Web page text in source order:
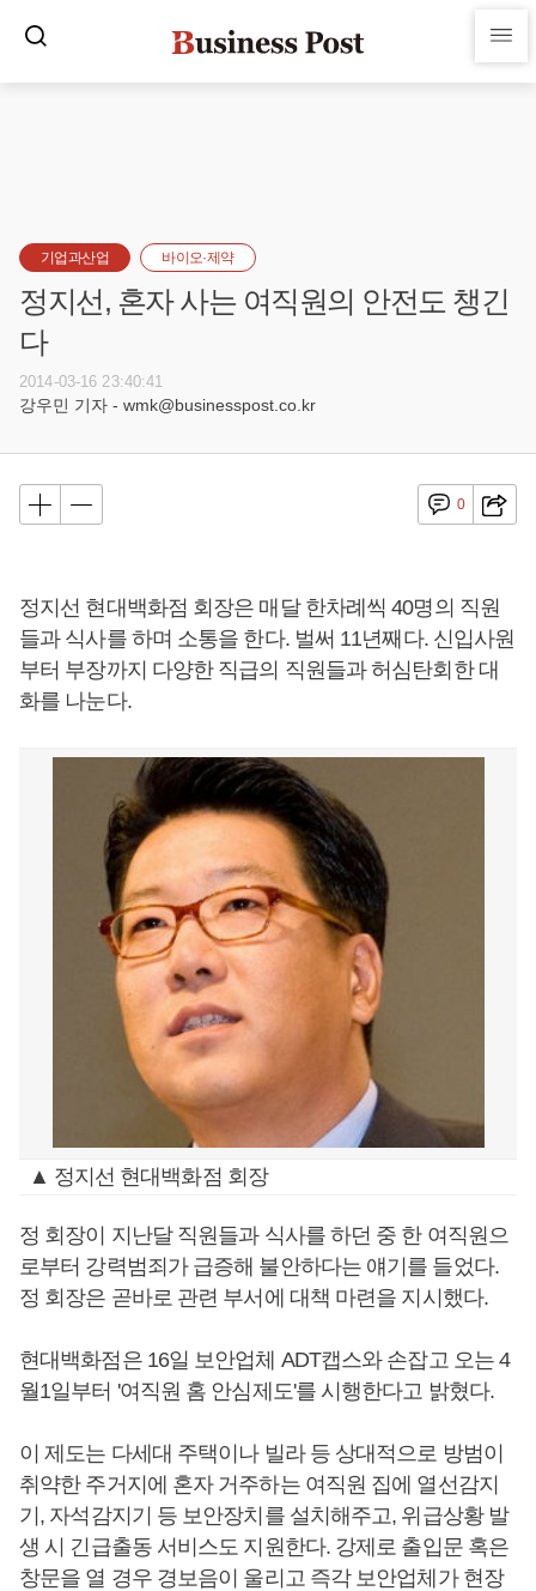
기업과산업 바이오·제약
정지선, 혼자 사는 여직원의 안전도 챙긴
다
2014-03-16 23:40:41
강우민 기자 - wmk@businesspost.co.kr
0
정지선 현대백화점 회장은 매달 한차례씩 40명의 직원
들과 식사를 하며 소통을 한다. 벌써 11년째다. 신입사원
부터 부장까지 다양한 직급의 직원들과 허심탄회한 대
화를 나눈다.
▲ 정지선 현대백화점 회장
정 회장이 지난달 직원들과 식사를 하던 중 한 여직원으
로부터 강력범죄가 급증해 불안하다는 얘기를 들었다.
정 회장은 곧바로 관련 부서에 대책 마련을 지시했다.
현대백화점은 16일 보안업체 ADT캡스와 손잡고 오는 4
월1일부터 '여직원 홈 안심제도'를 시행한다고 밝혔다.
이 제도는 다세대 주택이나 빌라 등 상대적으로 방범이
취약한 주거지에 혼자 거주하는 여직원 집에 열선감지
기, 자석감지기 등 보안장치를 설치해주고, 위급상황 발
생 시 긴급출동 서비스도 지원한다. 강제로 출입문 혹은
창문을 열 경우 경보음이 울리고 즉각 보안업체가 현장